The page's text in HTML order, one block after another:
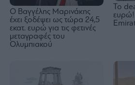
Ο Βαγγέλης Μαρινάκης
έχει ξοδέψει ως τώρα 24,5
εκατ. ευρώ για τις φετινές
μεταγραφές του
Ολυμπιακού
To
ευρώ!